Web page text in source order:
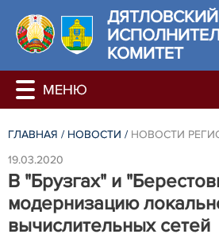
КОМИТЕТ
ГЛАВНАЯ / НОВОСТИ / НОВОСТИ
19.03.2020
В "Брузгах" и
модернизацию
вычислительных сетей